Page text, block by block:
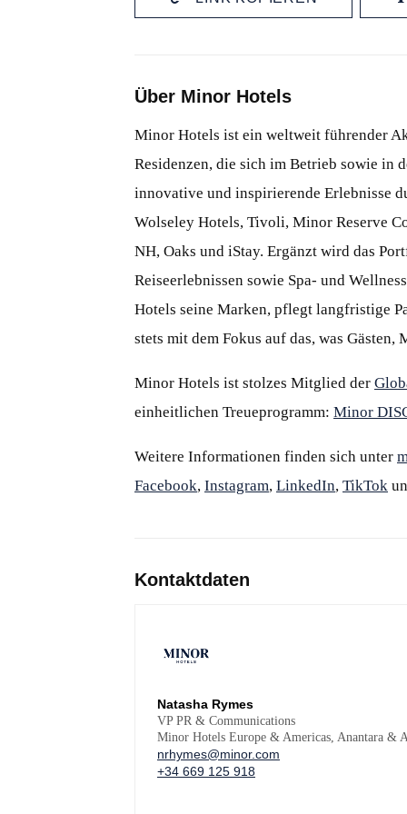
Über Minor Hotels
Minor Hotels ist ein weltweit führender
Residenzen, die sich im Betrieb sowie in
innovative und inspirierende Erlebnisse
Wolseley Hotels, Tivoli, Minor Reserve
NH, Oaks und iStay. Ergänzt wird das
Reiseerlebnissen sowie Spa- und
Hotels seine Marken, pflegt langfristige
stets mit dem Fokus auf das, was
Minor Hotels ist stolzes Mitglied der
einheitlichen Treueprogramm: Minor
Weitere Informationen finden sich unter
Facebook, Instagram, LinkedIn, TikTok
Kontaktdaten
Natasha Rymes
VP PR & Communications
Minor Hotels Europe & Americas, Anantara &
nrhymes@minor.com
+34 669 125 918